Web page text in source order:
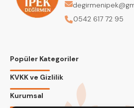
0542 617 72 95
Popüler Kategoriler
KVKK ve Gizlilik
Kurumsal